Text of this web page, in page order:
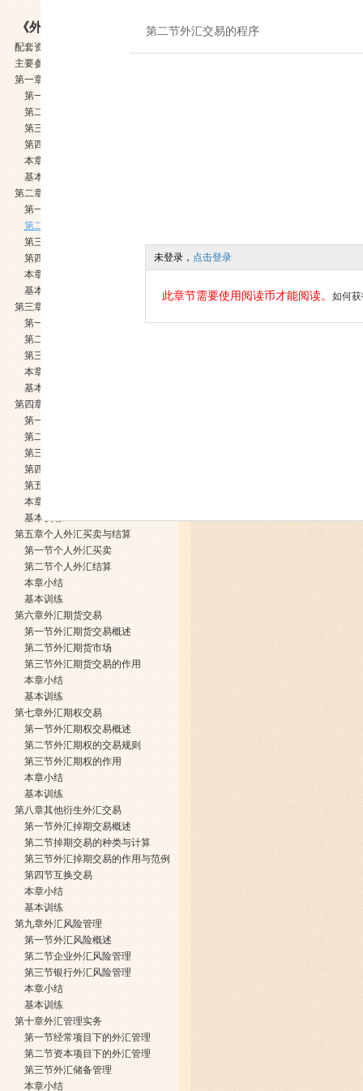
《外汇交易原理与实务 (第2版)》
配套资料索取说明
主要参考文献
第一章 外汇与外汇市场
第一节外汇
第二节汇率
第三节外汇市场基础知识
第四节中国外汇市场
本章小结
基本训练
第二章外汇交易原理
第一节外汇交易概述
第二节外汇交易的程序
第三节外汇汇率的预测
第四节外汇保证金交易
本章小结
基本训练
第三章 即期外汇交易
第一节即期外汇交易概述
第二节即期汇率与套算汇率
第三节即期外汇交易的作用与范例
本章小结
基本训练
第四章远期外汇交易
第一节远期外汇交易概述
第二节远期汇率的决定与报价
第三节择期交易
第四节远期外汇交易的作用与范例
第五节无本金交割远期交易
本章小结
基本训练
第五章个人外汇买卖与结算
第一节个人外汇买卖
第二节个人外汇结算
本章小结
基本训练
第六章外汇期货交易
第一节外汇期货交易概述
第二节外汇期货市场
第三节外汇期货交易的作用
本章小结
基本训练
第七章外汇期权交易
第一节外汇期权交易概述
第二节外汇期权的交易规则
第三节外汇期权的作用
本章小结
基本训练
第八章其他衍生外汇交易
第一节外汇掉期交易概述
第二节掉期交易的种类与计算
第三节外汇掉期交易的作用与范例
第四节互换交易
本章小结
基本训练
第九章外汇风险管理
第一节外汇风险概述
第二节企业外汇风险管理
第三节银行外汇风险管理
本章小结
基本训练
第十章外汇管理实务
第一节经常项目下的外汇管理
第二节资本项目下的外汇管理
第三节外汇储备管理
本章小结
第二节外汇交易的程序
未登录， 点击登录
此章节需要使用阅读币才能阅读。 如何